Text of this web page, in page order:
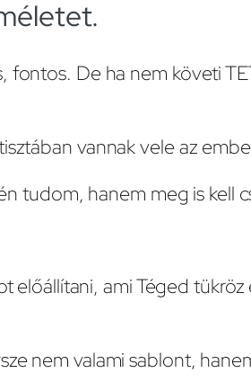
fontos. De ha nem követi
vannak vele az
tudom, hanem meg is kell
előállítani, ami Téged tükröz
nem valami sablont,